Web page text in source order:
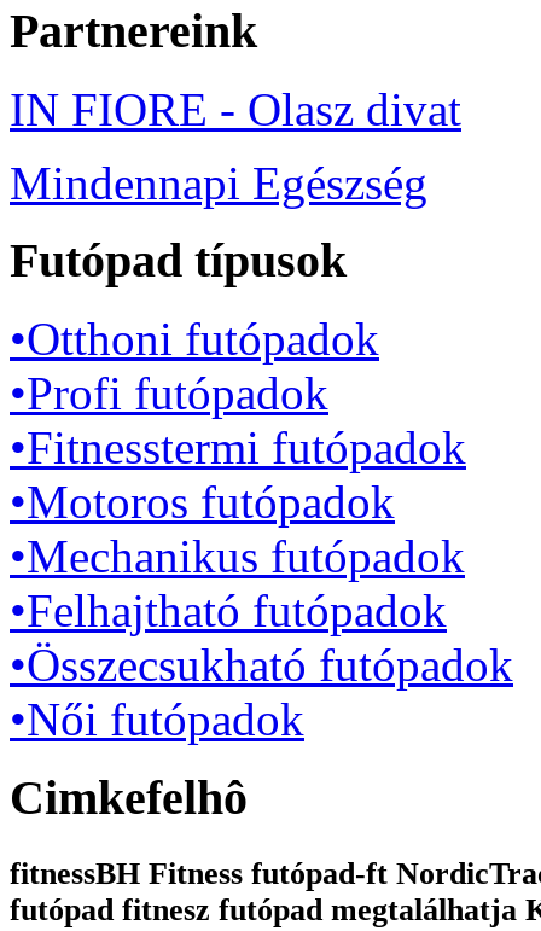
Partnereink
IN FIORE - Olasz divat
Mindennapi Egészség
Futópad típusok
•Otthoni futópadok
•Profi futópadok
•Fitnesstermi futópadok
•Motoros futópadok
•Mechanikus futópadok
•Felhajtható futópadok
•Összecsukható futópadok
•Női futópadok
Cimkefelhô
fitnessBH Fitness futópad-ft
futópad fitnesz futópad megtalálhatja